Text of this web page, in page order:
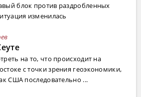
блок против раздробленных
изменилась
на то, что происходит на
с точки зрения геоэкономики,
США последовательно ...